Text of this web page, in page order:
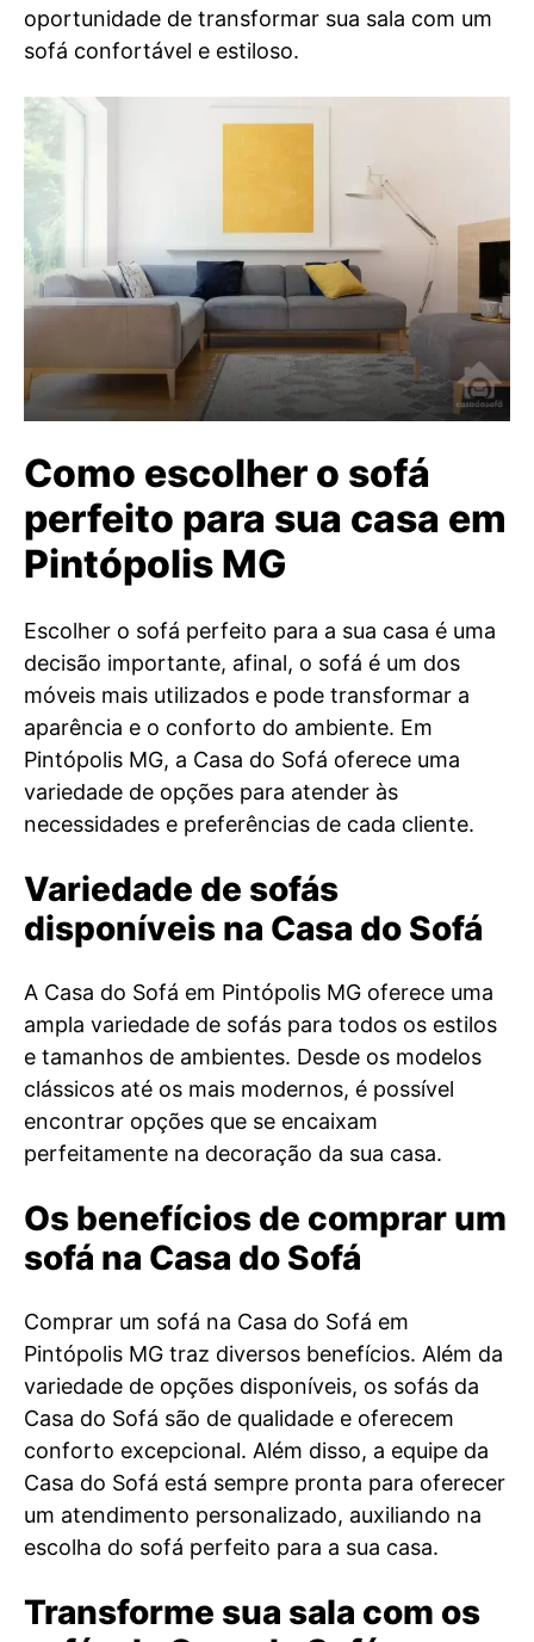
oportunidade de transformar sua sala com um
sofá confortável e estiloso.
Como escolher o sofá
perfeito para sua casa em
Pintópolis MG
Escolher o sofá perfeito para a sua casa é uma
decisão importante, afinal, o sofá é um dos
móveis mais utilizados e pode transformar a
aparência e o conforto do ambiente. Em
Pintópolis MG, a Casa do Sofá oferece uma
variedade de opções para atender às
necessidades e preferências de cada cliente.
Variedade de sofás
disponíveis na Casa do Sofá
A Casa do Sofá em Pintópolis MG oferece uma
ampla variedade de sofás para todos os estilos
e tamanhos de ambientes. Desde os modelos
clássicos até os mais modernos, é possível
encontrar opções que se encaixam
perfeitamente na decoração da sua casa.
Os benefícios de comprar um
sofá na Casa do Sofá
Comprar um sofá na Casa do Sofá em
Pintópolis MG traz diversos benefícios. Além da
variedade de opções disponíveis, os sofás da
Casa do Sofá são de qualidade e oferecem
conforto excepcional. Além disso, a equipe da
Casa do Sofá está sempre pronta para oferecer
um atendimento personalizado, auxiliando na
escolha do sofá perfeito para a sua casa.
Transforme sua sala com os